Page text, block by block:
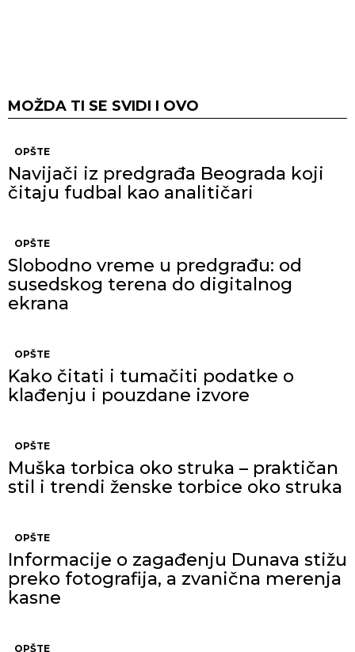
MOŽDA TI SE SVIDI I OVO
OPŠTE
Navijači iz predgrađa Beograda koji
čitaju fudbal kao analitičari
OPŠTE
Slobodno vreme u predgrađu: od
susedskog terena do digitalnog
ekrana
OPŠTE
Kako čitati i tumačiti podatke o
klađenju i pouzdane izvore
OPŠTE
Muška torbica oko struka – praktičan
stil i trendi ženske torbice oko struka
OPŠTE
Informacije o zagađenju Dunava stižu
preko fotografija, a zvanična merenja
kasne
OPŠTE